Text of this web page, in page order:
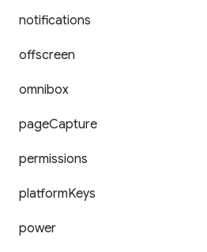
notifications
offscreen
omnibox
pageCapture
permissions
platformKeys
power